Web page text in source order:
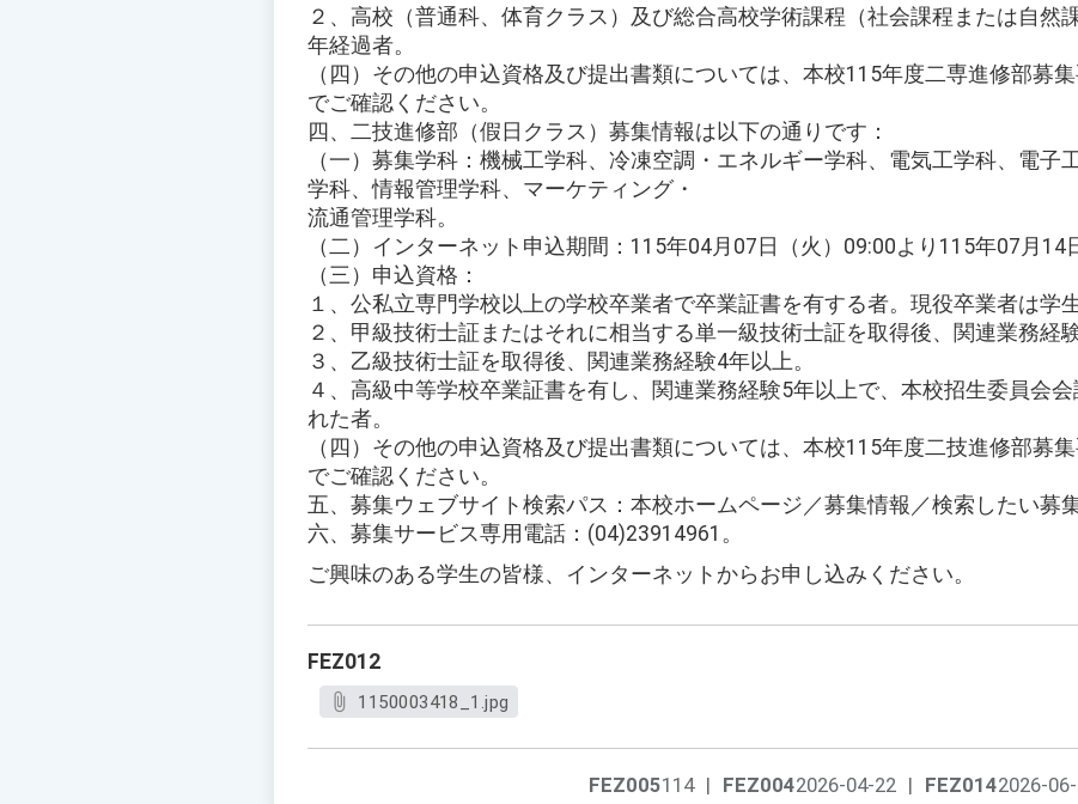
２、高校（普通科、体育クラス）及び総合高校学術課程（社会課程または自然
年経過者。
（四）その他の申込資格及び提出書類については、本校115年度二専進修部募
でご確認ください。
四、二技進修部（假日クラス）募集情報は以下の通りです：
（一）募集学科：機械工学科、冷凍空調・エネルギー学科、電気工学科、電子
学科、情報管理学科、マーケティング・
流通管理学科。
（二）インターネット申込期間：115年04月07日（火）09:00より115年07月14
（三）申込資格：
１、公私立専門学校以上の学校卒業者で卒業証書を有する者。現役卒業者は学
２、甲級技術士証またはそれに相当する単一級技術士証を取得後、関連業務経
３、乙級技術士証を取得後、関連業務経験4年以上。
４、高級中等学校卒業証書を有し、関連業務経験5年以上で、本校招生委員会
れた者。
（四）その他の申込資格及び提出書類については、本校115年度二技進修部募
でご確認ください。
五、募集ウェブサイト検索パス：本校ホームページ／募集情報／検索したい募
六、募集サービス専用電話：(04)23914961。
ご興味のある学生の皆様、インターネットからお申し込みください。
FEZ012
1150003418_1.jpg
FEZ0142026-
FEZ0042026-04-22 |
FEZ005114 |